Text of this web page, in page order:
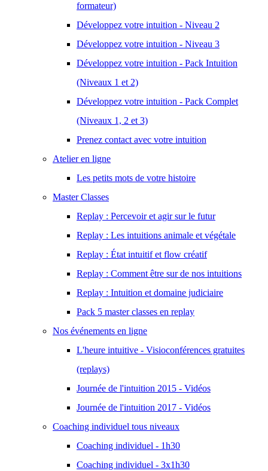
formateur)
Développez votre intuition - Niveau 2
Développez votre intuition - Niveau 3
Développez votre intuition - Pack Intuition
(Niveaux 1 et 2)
Développez votre intuition - Pack Complet
(Niveaux 1, 2 et 3)
Prenez contact avec votre intuition
Atelier en ligne
Les petits mots de votre histoire
Master Classes
Replay : Percevoir et agir sur le futur
Replay : Les intuitions animale et végétale
Replay : État intuitif et flow créatif
Replay : Comment être sur de nos intuitions
Replay : Intuition et domaine judiciaire
Pack 5 master classes en replay
Nos événements en ligne
L'heure intuitive - Visioconférences gratuites
(replays)
Journée de l'intuition 2015 - Vidéos
Journée de l'intuition 2017 - Vidéos
Coaching individuel tous niveaux
Coaching individuel - 1h30
Coaching individuel - 3x1h30